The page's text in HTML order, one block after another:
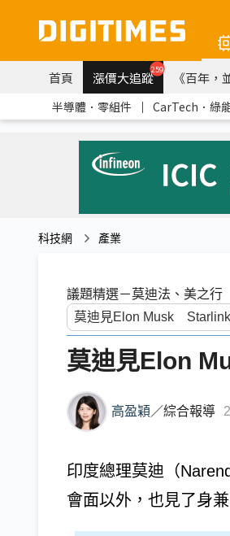
首頁 漲價大追蹤259 《百年
半導體．零組件 ｜ CarTech．綠
科技網 產業
議題精選－莫迪法、美之
莫迪見Elon
高盈穎 ／綜合報導
印度總理莫迪（
會面以外，也見了身